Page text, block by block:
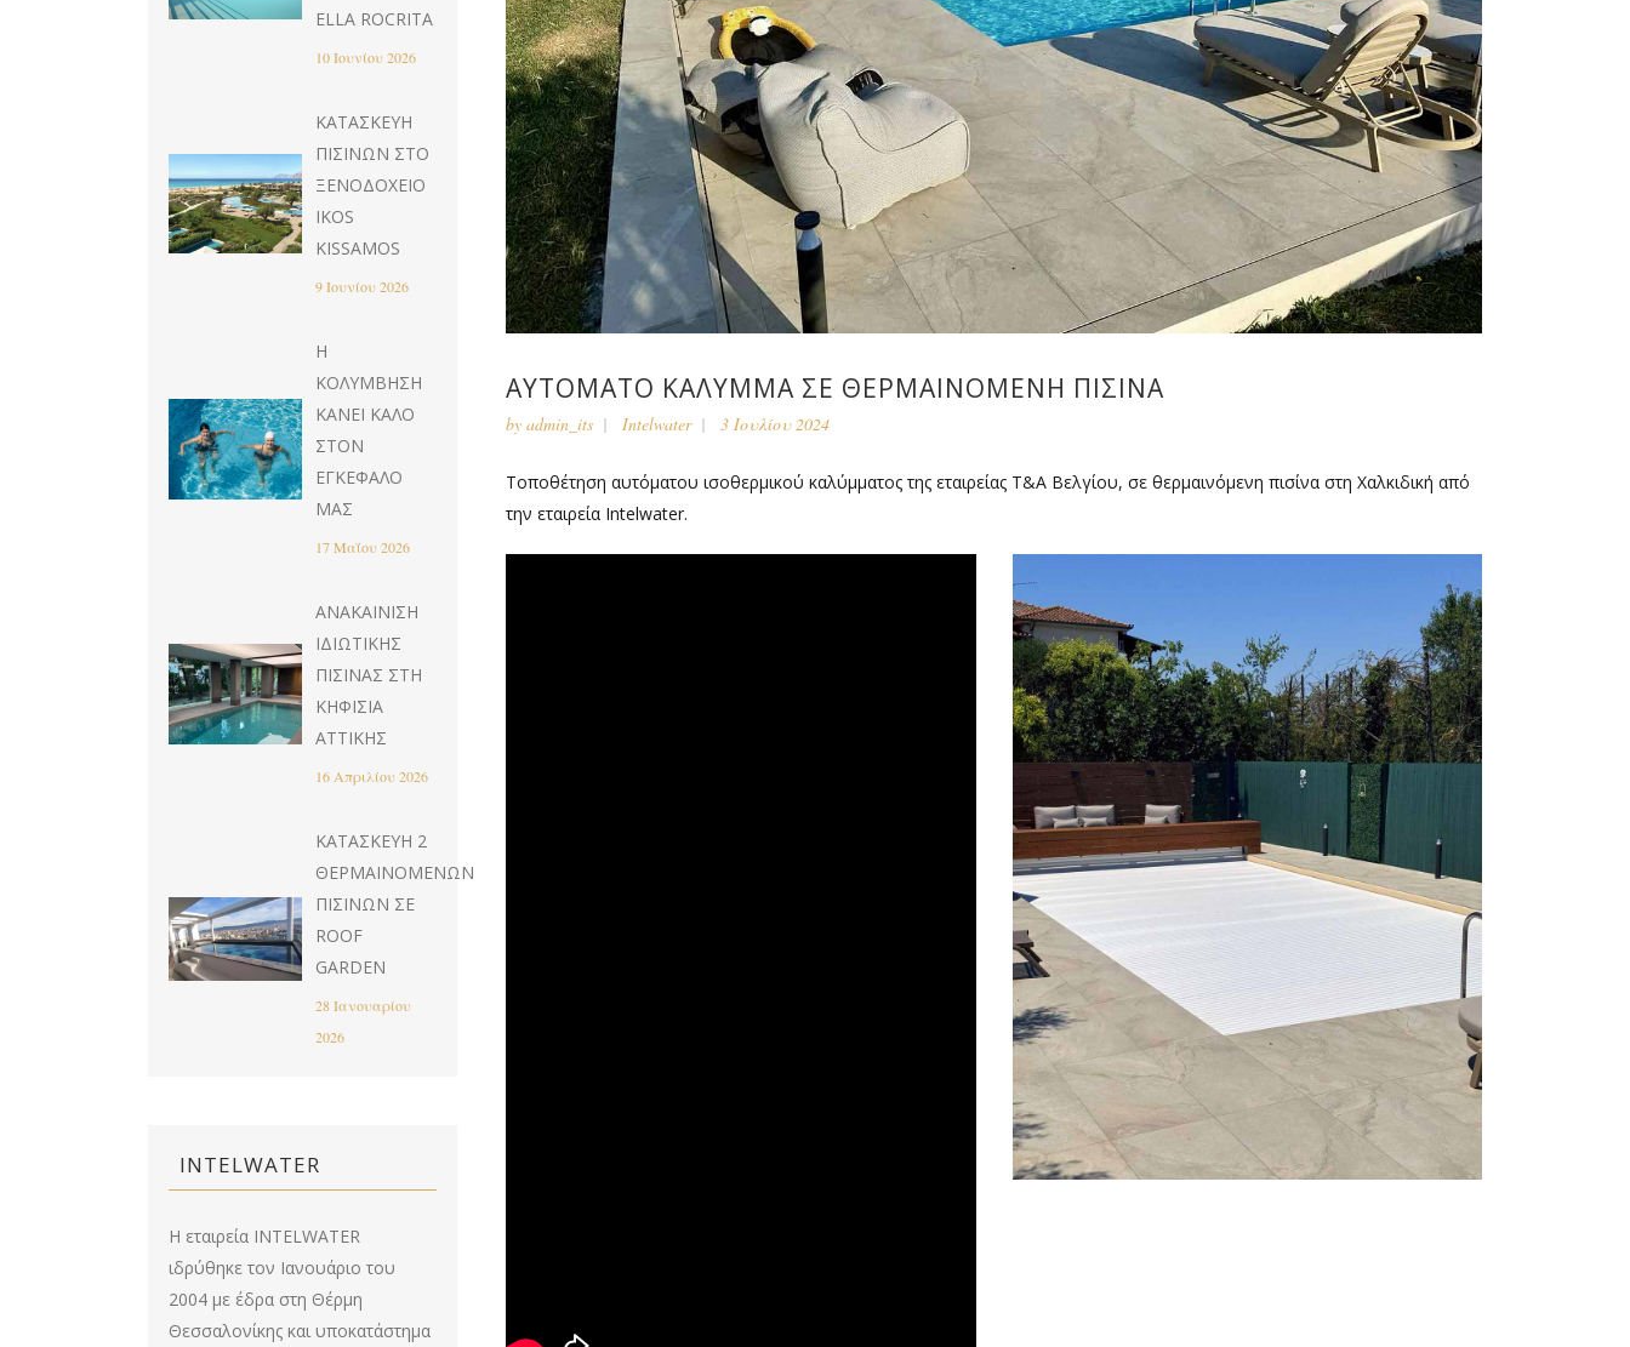
ELLA ROCRITA
10 Ιουνίου 2026
ΚΑΤΑΣΚΕΥΉ
ΠΙΣΊΝΩΝ ΣΤΟ
ΞΕΝΟΔΟΧΕΊΟ
IKOS
KISSAMOS
9 Ιουνίου 2026
Η
ΚΟΛΎΜΒΗΣΗ
ΚΆΝΕΙ ΚΑΛΌ
ΣΤΟΝ
ΕΓΚΈΦΑΛΌ
ΜΑΣ
17 Μαΐου 2026
ΑΝΑΚΑΊΝΙΣΗ
ΙΔΙΩΤΙΚΉΣ
ΠΙΣΊΝΑΣ ΣΤΗ
ΚΗΦΙΣΙΆ
ΑΤΤΙΚΉΣ
16 Απριλίου 2026
ΚΑΤΑΣΚΕΥΉ 2
ΘΕΡΜΑΙΝΌΜΕΝΩΝ
ΠΙΣΊΝΩΝ ΣΕ
ROOF
GARDEN
28 Ιανουαρίου
2026
INTELWATER
Η εταιρεία INTELWATER
ιδρύθηκε τον Ιανουάριο του
2004 με έδρα στη Θέρμη
Θεσσαλονίκης και υποκατάστημα
ΑΥΤΌΜΑΤΟ ΚΆΛΥΜΜΑ ΣΕ ΘΕΡΜΑΙΝΌΜΕΝΗ ΠΙΣΊΝΑ
by admin_its Intelwater 3 Ιουλίου 2024
Τοποθέτηση αυτόματου ισοθερμικού καλύμματος της εταιρείας T&A Βελγίου, σε θερμαινόμενη πισίνα στη Χαλκιδική από
την εταιρεία Intelwater.